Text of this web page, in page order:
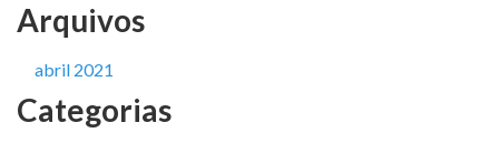
Arquivos
abril 2021
Categorias